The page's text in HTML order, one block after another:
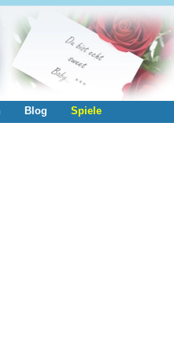
Blog Spiele